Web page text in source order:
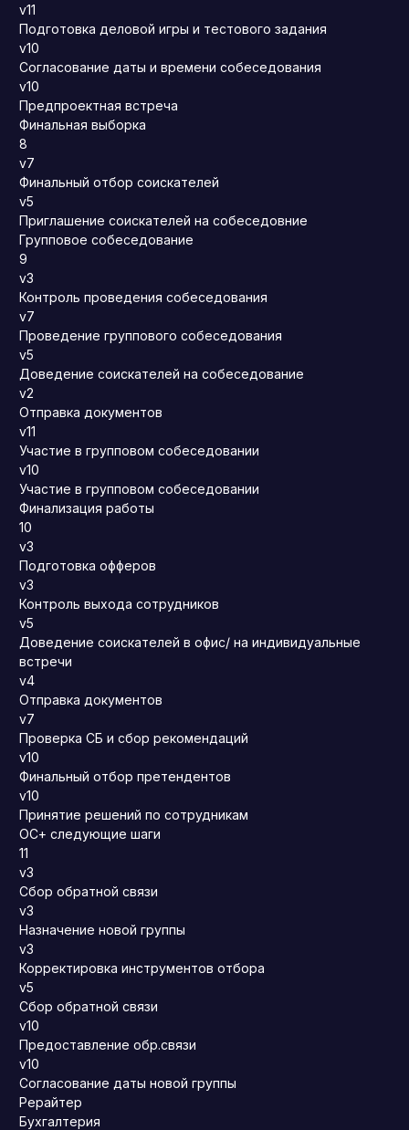
v11
Подготовка деловой игры и тестового задания
v10
Согласование даты и времени собеседования
v10
Предпроектная встреча
Финальная выборка
8
v7
Финальный отбор соискателей
v5
Приглашение соискателей на собеседовние
Групповое собеседование
9
v3
Контроль проведения собеседования
v7
Проведение группового собеседования
v5
Доведение соискателей на собеседование
v2
Отправка документов
v11
Участие в групповом собеседовании
v10
Участие в групповом собеседовании
Финализация работы
10
v3
Подготовка офферов
v3
Контроль выхода сотрудников
v5
Доведение соискателей в офис/ на индивидуальные
встречи
v4
Отправка документов
v7
Проверка СБ и сбор рекомендаций
v10
Финальный отбор претендентов
v10
Принятие решений по сотрудникам
ОС+ следующие шаги
11
v3
Сбор обратной связи
v3
Назначение новой группы
v3
Корректировка инструментов отбора
v5
Сбор обратной связи
v10
Предоставление обр.связи
v10
Согласование даты новой группы
Рерайтер
Бухгалтерия